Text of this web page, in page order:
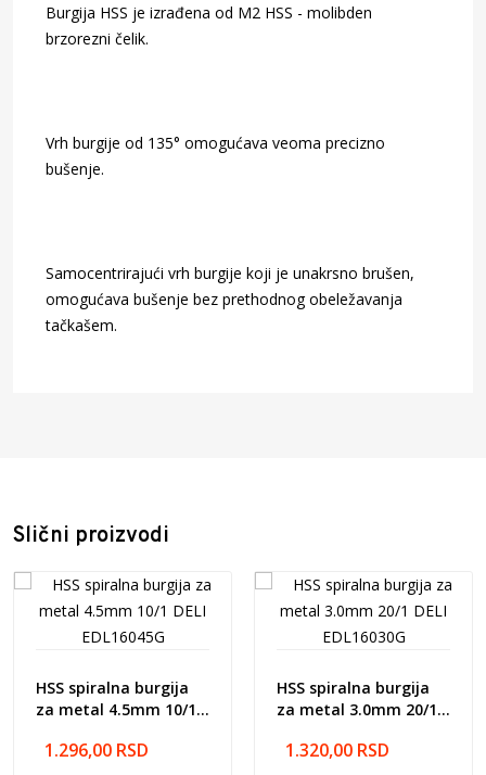
Burgija HSS je izrađena od M2 HSS - molibden
brzorezni čelik.
Vrh burgije od 135° omogućava veoma precizno
bušenje.
Samocentrirajući vrh burgije koji je unakrsno brušen,
omogućava bušenje bez prethodnog obeležavanja
tačkašem.
Zemlja porekla: Kina
Pazova 22330
Slični proizvodi
HSS spiralna burgija
za metal 4.5mm 10/1
1.296,00 RSD
HSS spiralna burgija
za metal 3.0mm 20/1
1.320,00 RSD